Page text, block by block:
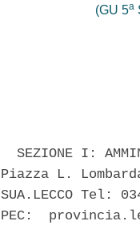
(GU 5a
SEZIONE I:
Piazza L.
SUA.LECCO Tel:
PEC: